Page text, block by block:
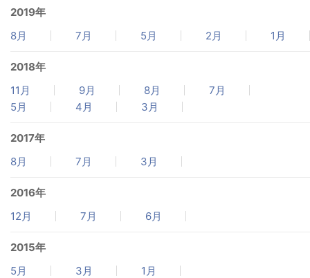
2019年
8月
7月 5月 2月 1月
2018年
11月
9月 8月
7月
5月
4月 3月
2017年
8月
7月 3月
2016年
12月
7月 6月
2015年
5月
3月 1月